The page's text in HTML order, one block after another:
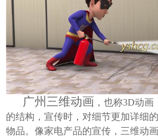
广州三维动画 ，也称3D动
的结构，宣传时，对细节更加详细
物品。像家电产品的宣传，三维动